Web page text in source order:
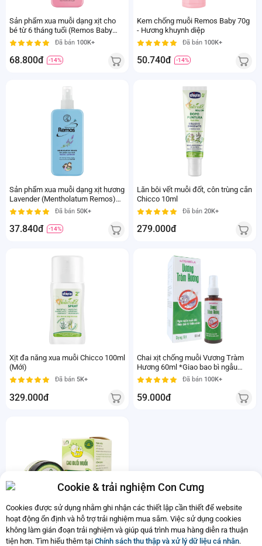
Sản phẩm xua muỗi dạng xịt cho
bé từ 6 tháng tuổi (Remos Baby
Spray) 70ml
Đã bán 100K+
68.800đ -14%
Kem chống muỗi Remos Baby 70g
- Hương khuynh diệp
Đã bán 100K+
50.740đ -14%
Sản phẩm xua muỗi dạng xịt hương
Lavender (Mentholatum Remos)
70ml
Đã bán 50K+
37.840đ -14%
Lăn bôi vết muỗi đốt, côn trùng cắn
Chicco 10ml
Đã bán 20K+
279.000đ
Xịt đa năng xua muỗi Chicco 100ml
(Mới)
Đã bán 5K+
329.000đ
Chai xịt chống muỗi Vương Tràm
Hương 60ml *Giao bao bì ngẫu
nhiên
Đã bán 100K+
59.000đ
Cao đuổi muỗi Ola Papi 20g
Đã bán20K+
Cookie & trải nghiệm Con Cưng
Cookies được sử dụng nhằm ghi nhận các thiết lập cần thiết để website
hoạt động ổn định và hỗ trợ trải nghiệm mua sắm. Việc sử dụng cookies
không làm gián đoạn trải nghiệm và giúp quá trình mua hàng diễn ra thuận
tiện hơn. Tìm hiểu thêm tại Chính sách thu thập và xử lý dữ liệu cá nhân.